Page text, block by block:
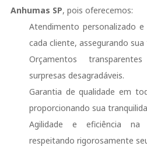
Anhumas SP, pois oferecemos:
Atendimento personalizado
cada cliente, assegurando
Orçamentos
surpresas desagradáveis.
Garantia de qualidade em
proporcionando sua
Agilidade e eficiência na
respeitando rigorosamente